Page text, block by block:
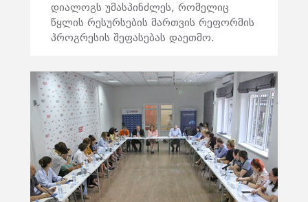
დიალოგს უმასპინძლეს, რომელიც
წყლის რესურსების მართვის რეფორმის
პროგრესის შეფასებას დაეთმო.